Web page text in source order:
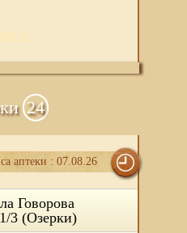
24
аптеки : 07.08.26
Говорова
3 (Озерки)